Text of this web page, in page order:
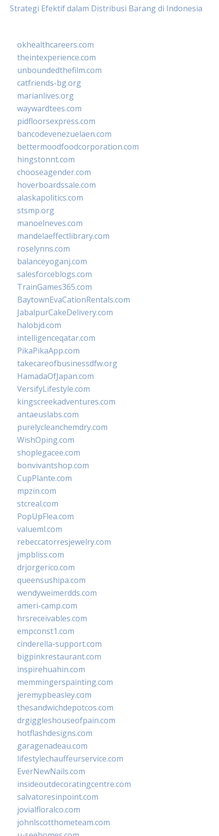
Strategi Efektif dalam Distribusi Barang di Indonesia
okhealthcareers.com
theintexperience.com
unboundedthefilm.com
catfriends-bg.org
marianlives.org
waywardtees.com
pidfloorsexpress.com
bancodevenezuelaen.com
bettermoodfoodcorporation.com
hingstonnt.com
chooseagender.com
hoverboardssale.com
alaskapolitics.com
stsmp.org
manoelneves.com
mandelaeffectlibrary.com
roselynns.com
balanceyoganj.com
salesforceblogs.com
TrainGames365.com
BaytownEvaCationRentals.com
JabalpurCakeDelivery.com
halobjd.com
intelligenceqatar.com
PikaPikaApp.com
takecareofbusinessdfw.org
HamadaOfJapan.com
VersifyLifestyle.com
kingscreekadventures.com
antaeuslabs.com
purelycleanchemdry.com
WishOping.com
shoplegacee.com
bonvivantshop.com
CupPlante.com
mpzin.com
stcreal.com
PopUpFlea.com
valueml.com
rebeccatorresjewelry.com
jmpbliss.com
drjorgerico.com
queensushipa.com
wendyweimerdds.com
ameri-camp.com
hrsreceivables.com
empconst1.com
cinderella-support.com
bigpinkrestaurant.com
inspirehuahin.com
memmingerspainting.com
jeremypbeasley.com
thesandwichdepotcos.com
drgiggleshouseofpain.com
hotflashdesigns.com
garagenadeau.com
lifestylechauffeurservice.com
EverNewNails.com
insideoutdecoratingcentre.com
salvatoresinpoint.com
jovialfloralco.com
johnlscotthometeam.com